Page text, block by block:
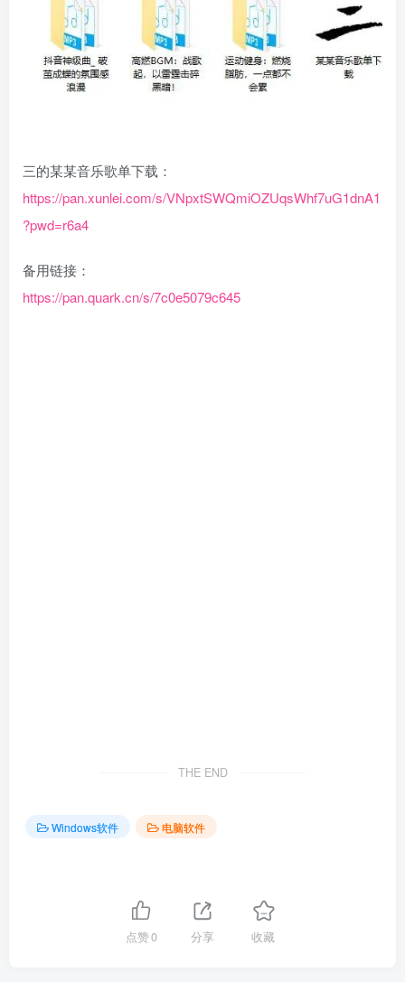
三的某某音乐歌单下载：
https://pan.xunlei.com/s/VNpxtSWQmiOZUqsWhf7uG1dnA1
?pwd=r6a4
备用链接：
https://pan.quark.cn/s/7c0e5079c645
THE END
Windows软件 电脑软件
点赞0 分享 收藏